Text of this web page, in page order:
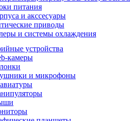
питания
и акссесуары
приводы
и системы охлаждения
устройства
камеры
и микрофоны